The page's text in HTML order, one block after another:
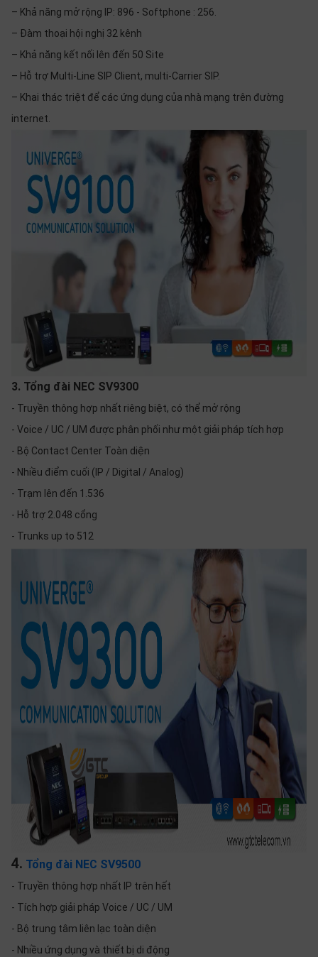
– Khả năng mở rộng IP: 896 - Softphone : 256.
– Đàm thoại hội nghị 32 kênh
– Khả năng kết nối lên đến 50 Site
– Hỗ trợ Multi-Line SIP Client, multi-Carrier SIP.
– Khai thác triệt để các ứng dụng của nhà mạng trên đường
internet.
3. Tổng đài NEC SV9300
- Truyền thông hợp nhất riêng biệt, có thể mở rộng
- Voice / UC / UM được phân phối như một giải pháp tích hợp
- Bộ Contact Center Toàn diện
- Nhiều điểm cuối (IP / Digital / Analog)
- Trạm lên đến 1.536
- Hỗ trợ 2.048 cổng
- Trunks up to 512
4. Tổng đài NEC SV9500
- Truyền thông hợp nhất IP trên hết
- Tích hợp giải pháp Voice / UC / UM
- Bộ trung tâm liên lạc toàn diện
- Nhiều ứng dụng và thiết bị di động